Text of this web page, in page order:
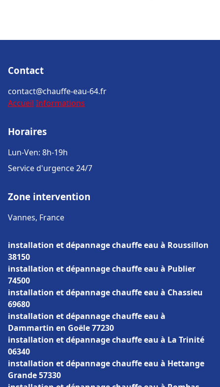
Contact
contact@chauffe-eau-64.fr
Accueil Informations
Horaires
Lun-Ven: 8h-19h
Service d'urgence 24/7
Zone intervention
Vannes, France
installation et dépannage chauffe eau à Roussillon
38150
installation et dépannage chauffe eau à Publier
74500
installation et dépannage chauffe eau à Chassieu
69680
installation et dépannage chauffe eau à
Dammartin en Goële 77230
installation et dépannage chauffe eau à La Trinité
06340
installation et dépannage chauffe eau à Hettange
Grande 57330